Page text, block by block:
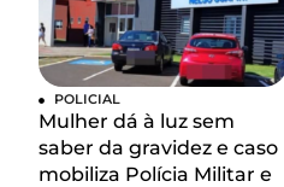
POLICIAL
Mulher dá à luz sem
saber da gravidez e caso
mobiliza Polícia Militar e